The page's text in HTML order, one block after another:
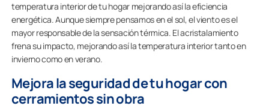
temperatura interior de tu hogar mejorando así la eficiencia
energética. Aunque siempre pensamos en el sol, el viento es el
mayor responsable de la sensación térmica. El acristalamiento
frena su impacto, mejorando así la temperatura interior tanto en
invierno como en verano.
Mejora la seguridad de tu hogar con
cerramientos sin obra